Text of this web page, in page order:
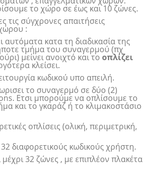
το χώρο σε έως και 10 ζώνες.
σύγχρονες απαιτήσεις
:
κατα τη διαδικασία της
τμήμα του συναγερμού (πχ
μείνει ανοιχτό και το οπλίζει
κλείσει.
κωδικού υπο απειλή.
το συναγερμό σε δύο (2)
Ετσι μπορούμε να οπλίσουμε το
και το γκαράζ ή το κλιμακοστάσιο
οπλίσεις (ολική, περιμετρική,
διαφορετικούς κωδικούς χρήστη.
32 ζώνες , με επιπλέον πλακέτα